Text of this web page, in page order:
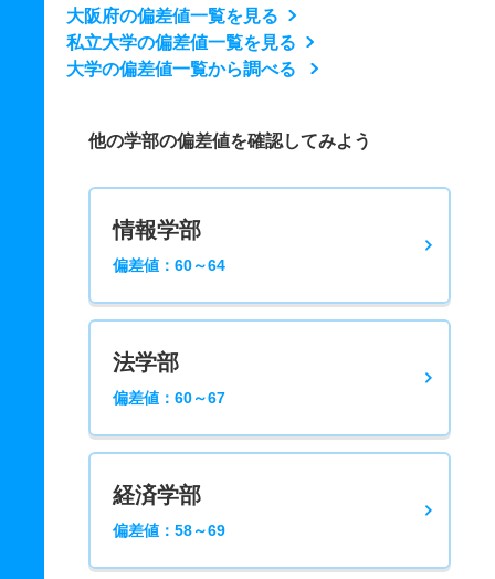
大阪府の偏差値一覧を見る
私立大学の偏差値一覧を見る
大学の偏差値一覧から調べる
他の学部の偏差値を確認してみよう
情報学部
偏差値：60～64
法学部
偏差値：60～67
経済学部
偏差値：58～69